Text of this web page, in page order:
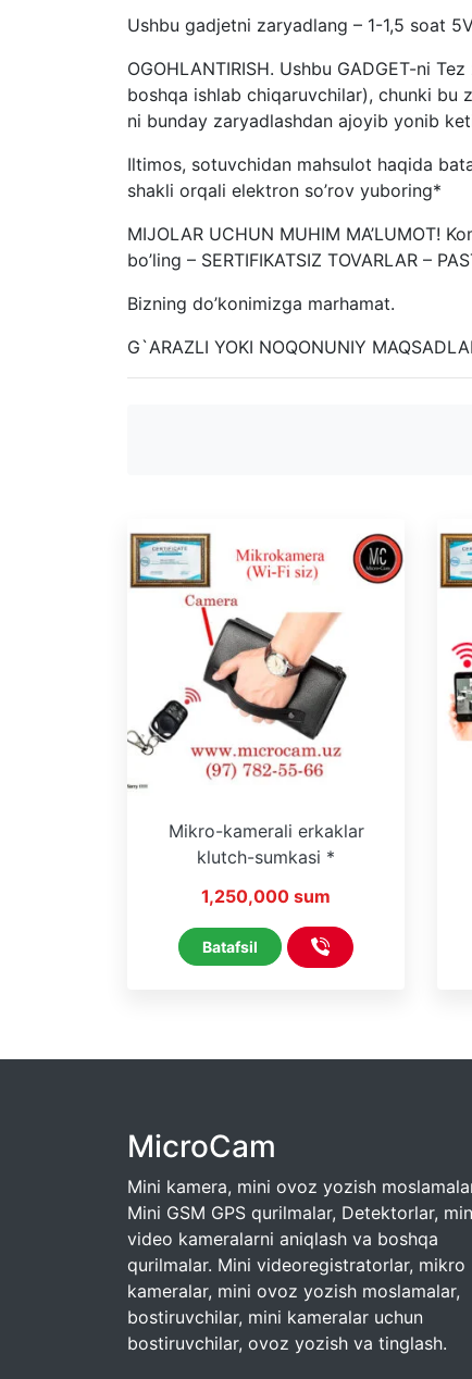
Ushbu gadjetni zaryadlang – 1-1,5 soat
OGOHLANTIRISH. Ushbu GADGET-ni
boshqa ishlab chiqaruvchilar), chunki bu
ni bunday zaryadlashdan ajoyib yonib
Iltimos, sotuvchidan mahsulot haqida
shakli orqali elektron so’rov yuboring*
MIJOLAR UCHUN MUHIM MA’LUMOT!
bo’ling – SERTIFIKATSIZ TOVARLAR –
Bizning do’konimizga marhamat.
G`ARAZLI YOKI NOQONUNIY
Mikro-kamerali erkaklar
klutch-sumkasi *
bilan * (Wi-Fi yo‘q)
1,250,000 sum
Batafsil
MicroCam
Mini kamera, mini ovoz yozish
Mini GSM GPS qurilmalar, Detektorlar,
video kameralarni aniqlash va boshqa
qurilmalar. Mini videoregistratorlar, mikro
kameralar, mini ovoz yozish moslamalar,
bostiruvchilar, mini kameralar uchun
bostiruvchilar, ovoz yozish va tinglash.